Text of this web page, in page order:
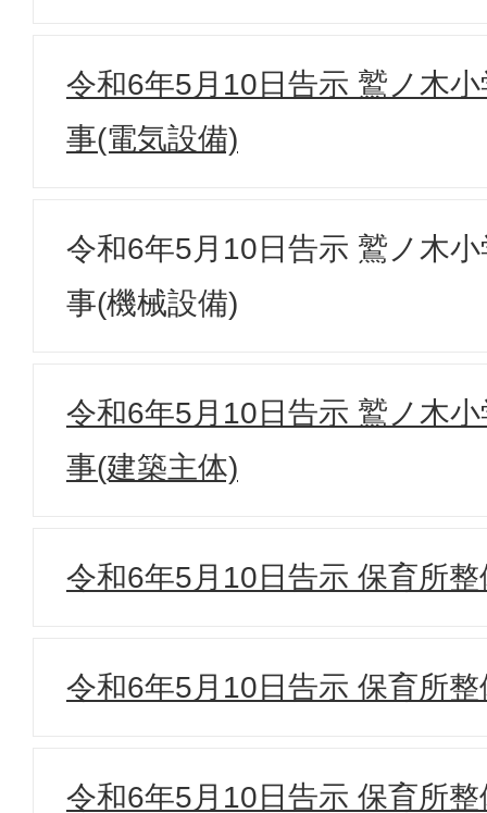
令和6年5月10日告示 鷲ノ木
事(電気設備)
令和6年5月10日告示 鷲ノ木
事(機械設備)
令和6年5月10日告示 鷲ノ木
事(建築主体)
令和6年5月10日告示 保育所
令和6年5月10日告示 保育所
令和6年5月10日告示 保育所